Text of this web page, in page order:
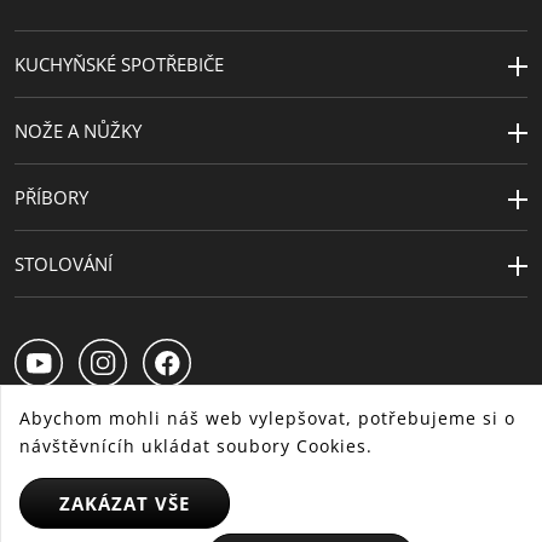
Péče o výrobky
ruční mytí
Průměr (cm)
Průměr plotny
(cm)
22
KUCHYŇSKÉ SPOTŘEBIČE
NOŽE A NŮŽKY
PŘÍBORY
STOLOVÁNÍ
CS SK HU
Abychom mohli náš web vylepšovat, potřebujeme si o
návštěvnícíh ukládat soubory Cookies.
ZAKÁZAT VŠE